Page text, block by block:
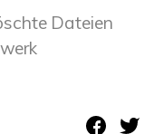
Dateien